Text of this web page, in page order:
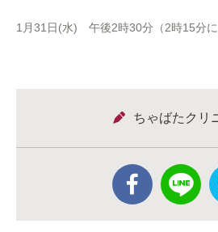
1月31日(水) 午後2時30分（2時15分に
ちゃばたクリ